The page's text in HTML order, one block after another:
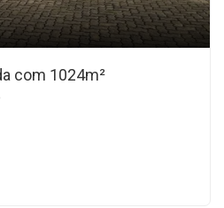
com 1024m²